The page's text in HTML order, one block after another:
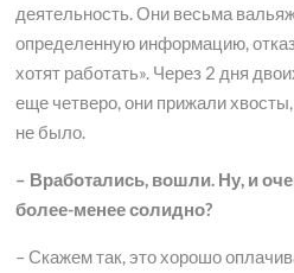
деятельность. Они весьма
определенную информацию,
хотят работать». Через 2 дня
еще четверо, они прижали
не было.
– Вработались, вошли. Ну, и
более-менее солидно?
– Скажем так, это хорошо